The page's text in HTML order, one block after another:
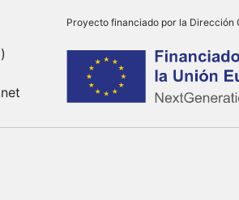
Proyecto financiado por la Dirección